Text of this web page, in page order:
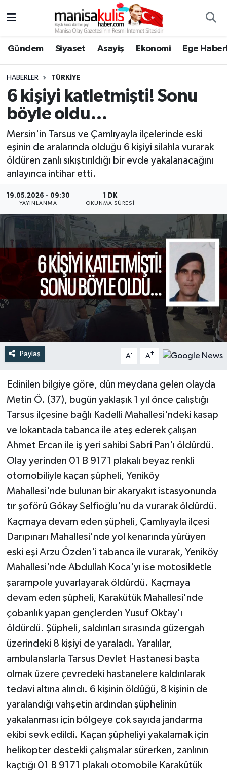
Gündem Siyaset Asayiş Ekonomi Ege
HABERLER TÜRKIYE
6 kişiyi katletmişti! Sonu
böyle oldu…
Mersin'in Tarsus ve Çamlıyayla ilçelerinde eski
eşinin de aralarında olduğu 6 kişiyi silahla vurarak
öldüren zanlı sıkıştırıldığı bir evde yakalanacağını
anlayınca intihar etti.
19.05.2026 - 09:30
YAYINLANMA
1 DK
OKUNMA SÜRESI
Paylaş A- A+
Edinilen bilgiye göre, dün meydana gelen olayda
Metin Ö. (37), bugün yaklaşık 1 yıl önce çalıştığı
Tarsus ilçesine bağlı Kadelli Mahallesi'ndeki kasap
ve lokantada tabanca ile ateş ederek çalışan
Ahmet Ercan ile iş yeri sahibi Sabri Pan'ı öldürdü.
Olay yerinden 01 B 9171 plakalı beyaz renkli
otomobiliyle kaçan şüpheli, Yeniköy
Mahallesi'nde bulunan bir akaryakıt istasyonunda
tır şoförü Gökay Selfioğlu'nu da vurarak öldürdü.
Kaçmaya devam eden şüpheli, Çamlıyayla ilçesi
Darıpınarı Mahallesi'nde yol kenarında yürüyen
eski eşi Arzu Özden'i tabanca ile vurarak, Yeniköy
Mahallesi'nde Abdullah Koca'yı ise motosikletle
şarampole yuvarlayarak öldürdü. Kaçmaya
devam eden şüpheli, Karakütük Mahallesi'nde
çobanlık yapan gençlerden Yusuf Oktay'ı
öldürdü. Şüpheli, saldırıları sırasında güzergah
üzerindeki 8 kişiyi de yaraladı. Yaralılar,
ambulanslarla Tarsus Devlet Hastanesi başta
olmak üzere çevredeki hastanelere kaldırılarak
tedavi altına alındı. 6 kişinin öldüğü, 8 kişinin de
yaralandığı vahşetin ardından şüphelinin
yakalanması için bölgeye çok sayıda jandarma
ekibi sevk edildi. Kaçan şüpheliyi yakalamak için
helikopter destekli çalışmalar sürerken, zanlının
kaçtığı 01 B 9171 plakalı otomobile Karakütük
Ege Haberleri
Ekonomi
Genel
Gündem
Resmi İlan
Siyaset
Spor
Türkiye
Yaşam
Yunusemre Hava Durumu
Yunusemre Trafik Yoğunluk Haritası
Süper Lig Puan Durumu ve Fikstür
Tüm Manşetler
Son Dakika Haberleri
Haber Arşivi